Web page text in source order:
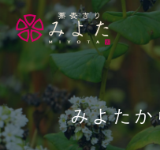
みよた
ト
み